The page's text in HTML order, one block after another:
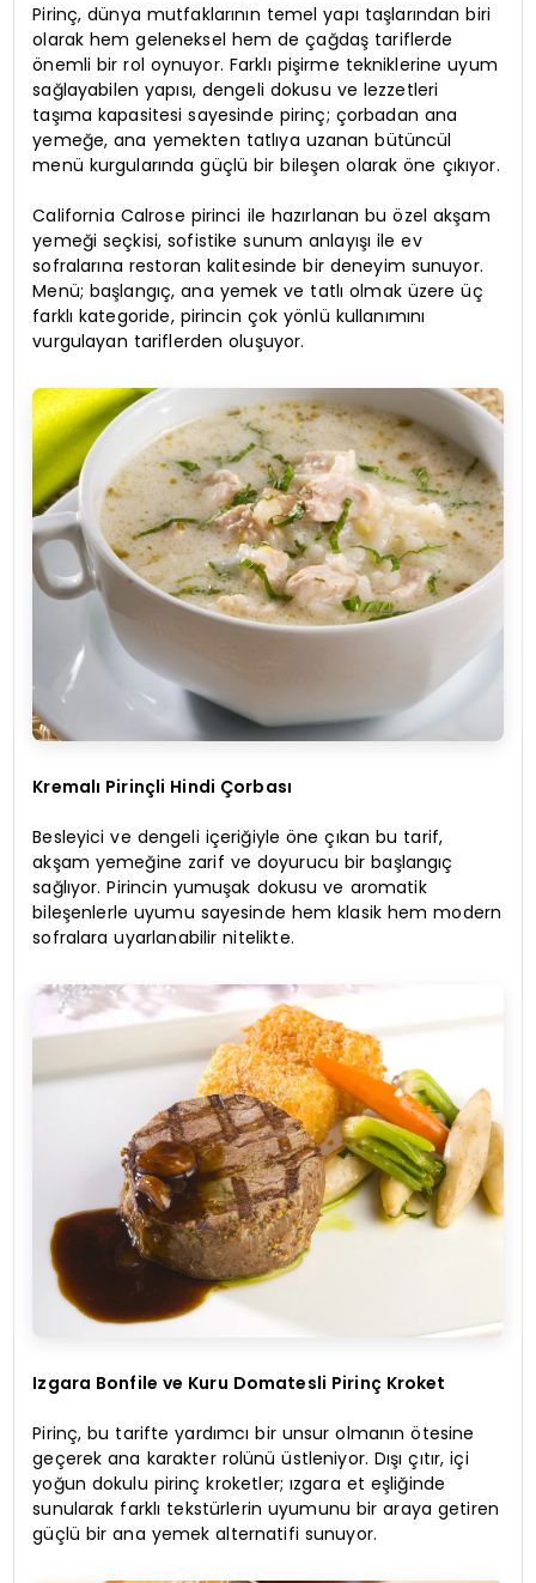
Pirinç, dünya mutfaklarının temel yapı taşlarından biri
olarak hem geleneksel hem de çağdaş tariflerde
önemli bir rol oynuyor. Farklı pişirme tekniklerine uyum
sağlayabilen yapısı, dengeli dokusu ve lezzetleri
taşıma kapasitesi sayesinde pirinç; çorbadan ana
yemeğe, ana yemekten tatlıya uzanan bütüncül
menü kurgularında güçlü bir bileşen olarak öne çıkıyor.
California Calrose pirinci ile hazırlanan bu özel akşam
yemeği seçkisi, sofistike sunum anlayışı ile ev
sofralarına restoran kalitesinde bir deneyim sunuyor.
Menü; başlangıç, ana yemek ve tatlı olmak üzere üç
farklı kategoride, pirincin çok yönlü kullanımını
vurgulayan tariflerden oluşuyor.
Kremalı Pirinçli Hindi Çorbası
Besleyici ve dengeli içeriğiyle öne çıkan bu tarif,
akşam yemeğine zarif ve doyurucu bir başlangıç
sağlıyor. Pirincin yumuşak dokusu ve aromatik
bileşenlerle uyumu sayesinde hem klasik hem modern
sofralara uyarlanabilir nitelikte.
Izgara Bonfile ve Kuru Domatesli Pirinç Kroket
Pirinç, bu tarifte yardımcı bir unsur olmanın ötesine
geçerek ana karakter rolünü üstleniyor. Dışı çıtır, içi
yoğun dokulu pirinç kroketler; ızgara et eşliğinde
sunularak farklı tekstürlerin uyumunu bir araya getiren
güçlü bir ana yemek alternatifi sunuyor.